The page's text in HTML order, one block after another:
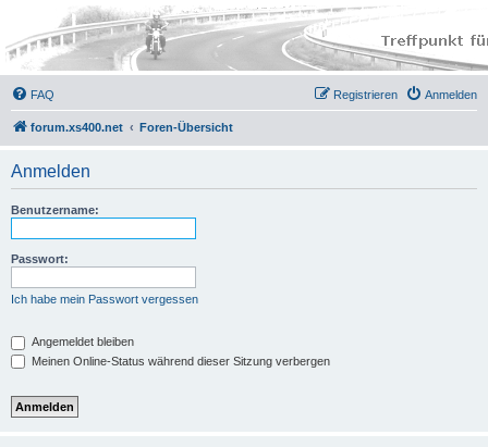
FAQ Anmelden
Registrieren
forum.xs400.net Foren-Übersicht
Anmelden
Benutzername:
Passwort:
Ich habe mein Passwort vergessen
Angemeldet bleiben
Meinen Online-Status während dieser Sitzung verbergen